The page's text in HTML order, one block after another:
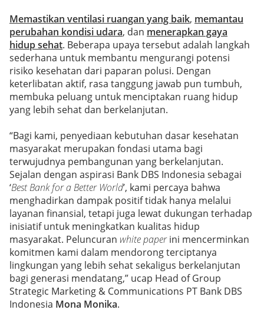
Memastikan ventilasi ruangan yang baik, memantau
perubahan kondisi udara, dan menerapkan gaya
hidup sehat. Beberapa upaya tersebut adalah langkah
sederhana untuk membantu mengurangi potensi
risiko kesehatan dari paparan polusi. Dengan
keterlibatan aktif, rasa tanggung jawab pun tumbuh,
membuka peluang untuk menciptakan ruang hidup
yang lebih sehat dan berkelanjutan.
“Bagi kami, penyediaan kebutuhan dasar kesehatan
masyarakat merupakan fondasi utama bagi
terwujudnya pembangunan yang berkelanjutan.
Sejalan dengan aspirasi Bank DBS Indonesia sebagai
‘Best Bank for a Better World’, kami percaya bahwa
menghadirkan dampak positif tidak hanya melalui
layanan finansial, tetapi juga lewat dukungan terhadap
inisiatif untuk meningkatkan kualitas hidup
masyarakat. Peluncuran white paperini mencerminkan
komitmen kami dalam mendorong terciptanya
lingkungan yang lebih sehat sekaligus berkelanjutan
bagi generasi mendatang,” ucap Head of Group
Strategic Marketing & Communications PT Bank DBS
Indonesia Mona Monika.